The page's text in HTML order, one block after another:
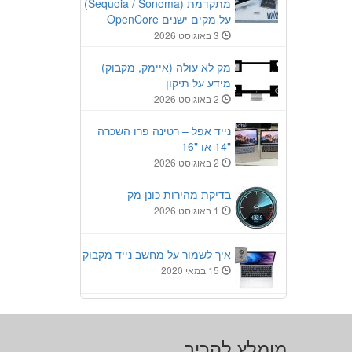
מתקדמת (Sequoia / Sonoma)
על מקים ישנים OpenCore
מק לא עולה (איימק, מקבוק)
מידע על תיקון
נייד אפל – רטינה פרו השכרה
"14 או "16
בדיקת מהירות כונן מק
איך לשמור על מחשב נייד מקבוק